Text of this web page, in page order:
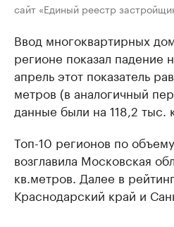
сайт «Единый реестр
Ввод многоквартирных
регионе показал падение
апрель этот показатель
метров (в аналогичный
данные были на 118,2 тыс.
Топ-10 регионов по
возглавила Московская
кв.метров. Далее в
Краснодарский край и